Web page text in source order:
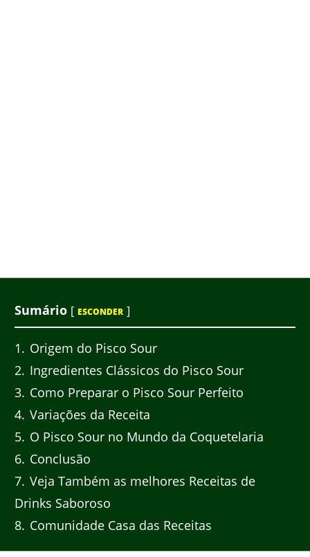
Sumário [ ESCONDER ]
1
Origem do Pisco Sour
2 Ingredientes Clássicos do Pisco Sour
3 Como Preparar o Pisco Sour Perfeito
4 Variações da Receita
5 O Pisco Sour no Mundo da Coquetelaria
6 Conclusão
7 Veja Também as melhores Receitas de
Drinks Saboroso
8 Comunidade Casa das Receitas